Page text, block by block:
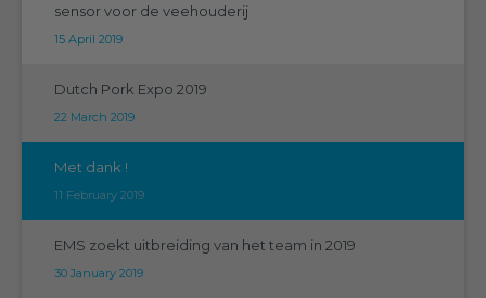
sensor voor de veehouderij
15 April 2019
Dutch Pork Expo 2019
22 March 2019
Met dank !
11 February 2019
EMS zoekt uitbreiding van het team in 2019
30 January 2019